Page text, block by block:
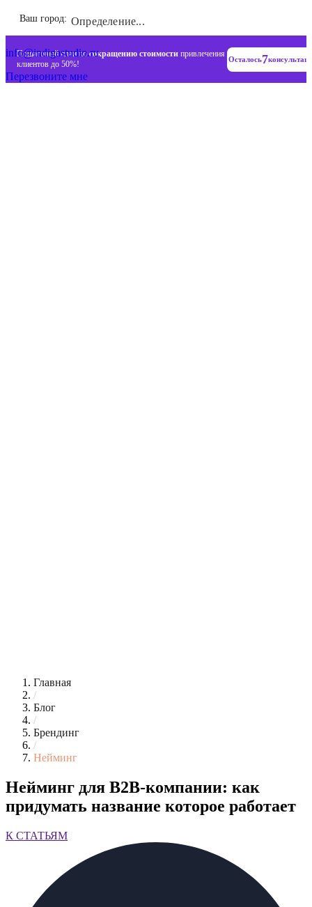
Ваш город: Определение...
Пошаговый план посокращению стоимости привлечения
клиентов до 50%!
Осталось7
+7 (993) 477-18-57
info@indigastudio.ru
Перезвоните мне
Главная
/
Блог
/
Брендинг
/
Нейминг
Нейминг для B2B-компании: как
придумать название которое работает
К СТАТЬЯМ